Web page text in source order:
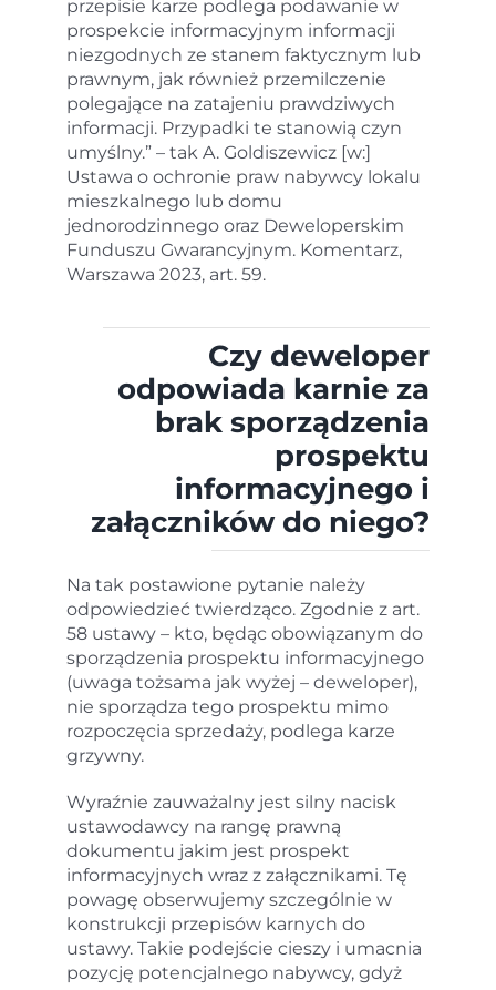
przepisie karze podlega podawanie w
prospekcie informacyjnym informacji
niezgodnych ze stanem faktycznym lub
prawnym, jak również przemilczenie
polegające na zatajeniu prawdziwych
informacji. Przypadki te stanowią czyn
umyślny.” – tak A. Goldiszewicz [w:]
Ustawa o ochronie praw nabywcy lokalu
mieszkalnego lub domu
jednorodzinnego oraz Deweloperskim
Funduszu Gwarancyjnym. Komentarz,
Warszawa 2023, art. 59.
Czy deweloper
odpowiada karnie za
brak sporządzenia
prospektu
informacyjnego i
załączników do niego?
Na tak postawione pytanie należy
odpowiedzieć twierdząco. Zgodnie z art.
58 ustawy – kto, będąc obowiązanym do
sporządzenia prospektu informacyjnego
(uwaga tożsama jak wyżej – deweloper),
nie sporządza tego prospektu mimo
rozpoczęcia sprzedaży, podlega karze
grzywny.
Wyraźnie zauważalny jest silny nacisk
ustawodawcy na rangę prawną
dokumentu jakim jest prospekt
informacyjnych wraz z załącznikami. Tę
powagę obserwujemy szczególnie w
konstrukcji przepisów karnych do
ustawy. Takie podejście cieszy i umacnia
pozycję potencjalnego nabywcy, gdyż